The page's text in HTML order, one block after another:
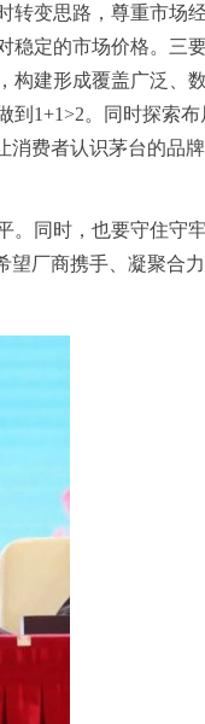
转变思路，尊重市场
稳定的市场价格。三
构建形成覆盖广泛、
1+1>2。同时探索
费者认识茅台的品
。同时，也要守住守
望厂商携手、凝聚合